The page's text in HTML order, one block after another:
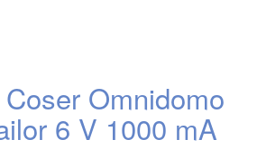
Omnidomo
6 V 1000 mA